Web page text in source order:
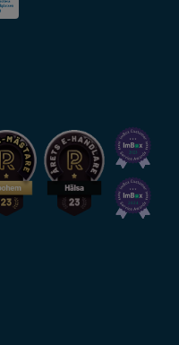
2024